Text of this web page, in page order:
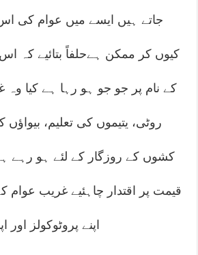
جاتے ہیں ایسے میں عوام کی
کیوں کر ممکن ہے‏حلفاً بتائیے کہ
کے نام پر جو جو ہو رہا ہے کیا
روٹی، یتیموں کی تعلیم،
کشوں کے روزگار کے لئے ہو رہے
قیمت پر اقتدار چاہئیے غریب عوام کے
اپنے پروٹوکولز اور